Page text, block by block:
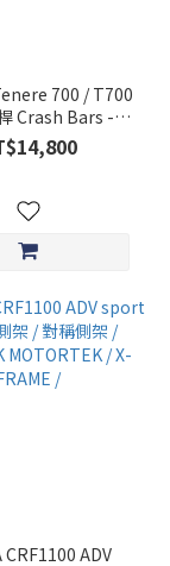
700 / T700
Crash Bars -
MOTORTEK
CRF1100 ADV